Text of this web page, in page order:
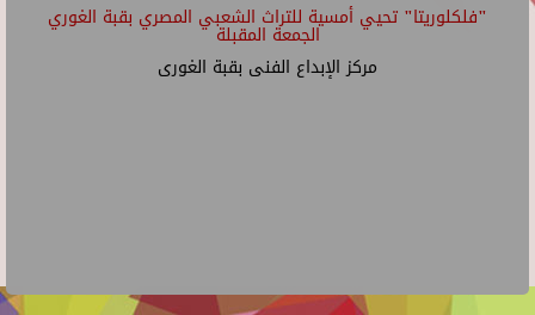
"فلكلوريتا" تحيي أمسية للتراث الشعبي المصري بقبة الغوري
الجمعة المقبلة
مركز الإبداع الفنى بقبة الغورى